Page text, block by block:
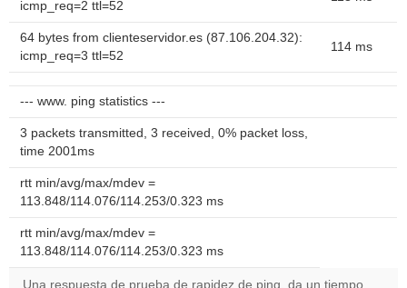
icmp_req=2 ttl=52
64 bytes from clienteservidor.es (87.106.204.32):
icmp_req=3 ttl=52
114 ms
--- www. ping statistics ---
3 packets transmitted, 3 received, 0% packet loss,
time 2001ms
rtt min/avg/max/mdev =
113.848/114.076/114.253/0.323 ms
rtt min/avg/max/mdev =
113.848/114.076/114.253/0.323 ms
Una respuesta de prueba de rapidez de ping, da un tiempo